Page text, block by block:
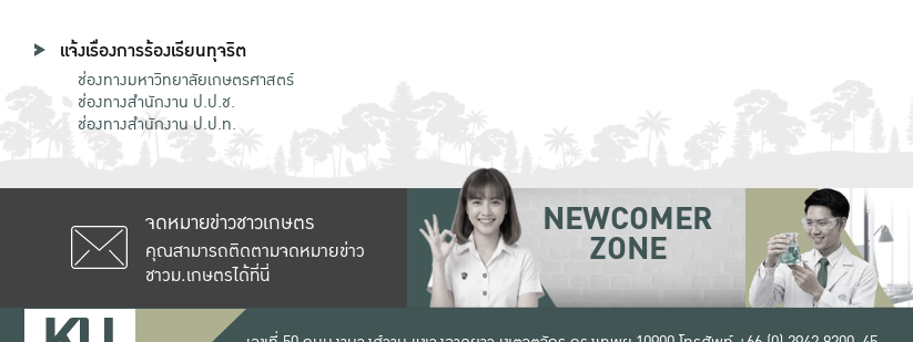
แจ้งเรื่องการร้องเรียนทุจริต
ช่องทางมหาวิทยาลัยเกษตรศาสตร์
ช่องทางสำนักงาน ป.ป.ช.
ช่องทางสำนักงาน ป.ป.ท.
จดหมายข่าวชาวเกษตร
คุณสามารถติดตามจดหมายข่าว
ชาวม.เกษตรได้ที่นี่
NEWCOMER
ZONE